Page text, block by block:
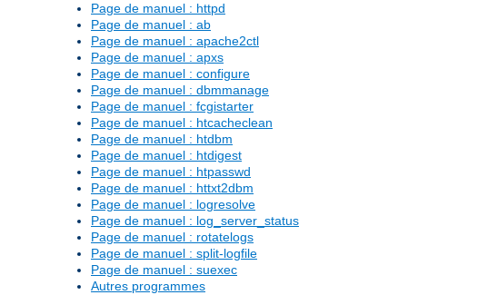
Page de manuel : httpd
Page de manuel : ab
Page de manuel : apache2ctl
Page de manuel : apxs
Page de manuel : configure
Page de manuel : dbmmanage
Page de manuel : fcgistarter
Page de manuel : htcacheclean
Page de manuel : htdbm
Page de manuel : htdigest
Page de manuel : htpasswd
Page de manuel : httxt2dbm
Page de manuel : logresolve
Page de manuel : log_server_status
Page de manuel : rotatelogs
Page de manuel : split-logfile
Page de manuel : suexec
Autres programmes